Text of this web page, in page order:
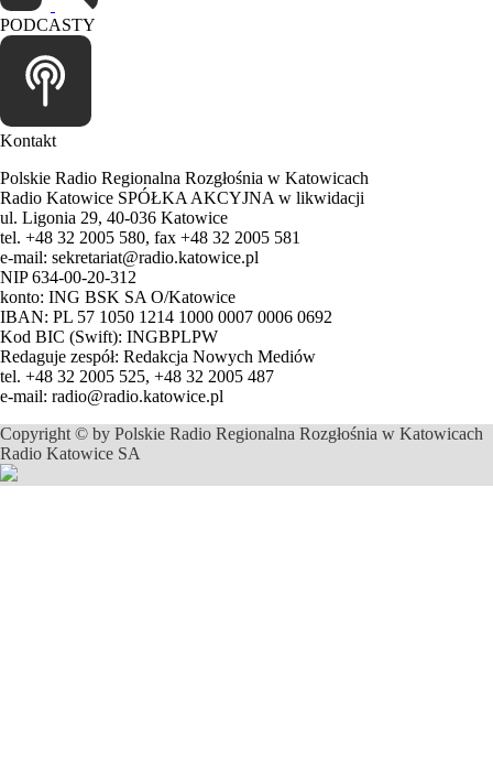
PODCASTY
Kontakt
Polskie Radio Regionalna Rozgłośnia w Katowicach
Radio Katowice SPÓŁKA AKCYJNA w likwidacji
ul. Ligonia 29, 40-036 Katowice
tel. +48 32 2005 580, fax +48 32 2005 581
e-mail: sekretariat@radio.katowice.pl
NIP 634-00-20-312
konto: ING BSK SA O/Katowice
IBAN: PL 57 1050 1214 1000 0007 0006 0692
Kod BIC (Swift): INGBPLPW
Redaguje zespół: Redakcja Nowych Mediów
tel. +48 32 2005 525, +48 32 2005 487
e-mail: radio@radio.katowice.pl
Copyright © by Polskie Radio Regionalna Rozgłośnia w Katowicach
Radio Katowice SA